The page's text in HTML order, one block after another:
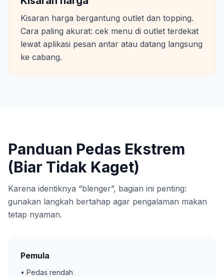
Kisaran harga bergantung outlet dan topping.
Cara paling akurat: cek menu di outlet terdekat
lewat aplikasi pesan antar atau datang langsung
ke cabang.
Panduan Pedas Ekstrem
(Biar Tidak Kaget)
Karena identiknya “blenger”, bagian ini penting:
gunakan langkah bertahap agar pengalaman makan
tetap nyaman.
Pemula
• Pedas rendah